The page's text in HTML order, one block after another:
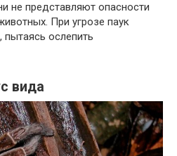
не представляют опасности
При угрозе паук
пытаясь ослепить
вида